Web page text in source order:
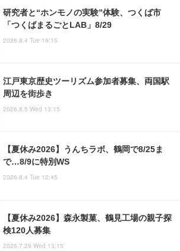
研究者と“ホンモノの実験”体験、つくば市
「つくばまるごとLAB」8/29
2026.8.4 Tue 19:15
江戸東京歴史ツーリズム参加者募集、両国駅
周辺を街歩き
2026.8.5 Wed 13:15
【夏休み2026】うんちラボ、鶴岡で8/25ま
で…8/9に特別WS
2026.8.4 Tue 12:45
【夏休み2026】森永製菓、鶴見工場の親子探
検120人募集
2026.7.29 Wed 13:15